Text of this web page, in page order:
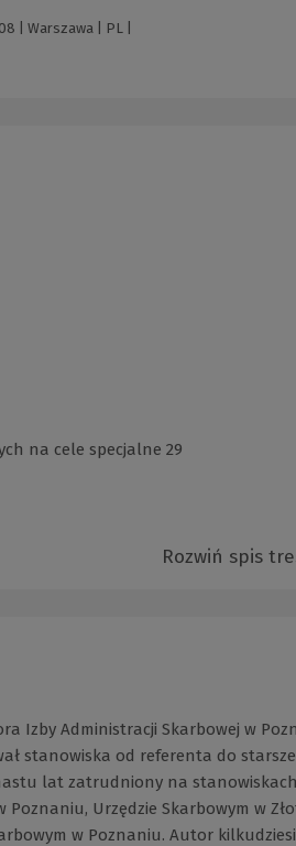
| Warszawa | PL |
na cele specjalne 29
Rozwiń spis
Izby Administracji Skarbowej w
stanowiska od referenta do
lat zatrudniony na stanowiskach
Poznaniu, Urzędzie Skarbowym w
w Poznaniu. Autor